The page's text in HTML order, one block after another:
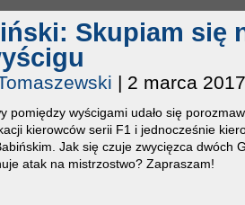
Skupiam się
| 2 marca 2017
pomiędzy wyścigami udało się
kierowców serii F1 i jednocześnie
Jak się czuje zwycięzca dwóch
atak na mistrzostwo? Zapraszam!